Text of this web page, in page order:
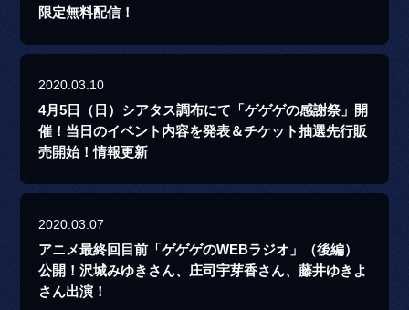
限定無料配信！
2020.03.10
4月5日（日）シアタス調布にて「ゲゲゲの感謝祭」開
催！当日のイベント内容を発表＆チケット抽選先行販
売開始！情報更新
2020.03.07
アニメ最終回目前「ゲゲゲのWEBラジオ」（後編）
公開！沢城みゆきさん、庄司宇芽香さん、藤井ゆきよ
さん出演！